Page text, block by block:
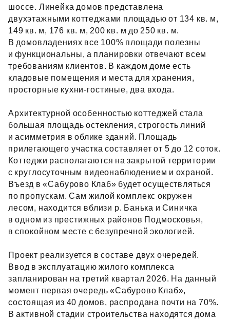
шоссе. Линейка домов представлена
двухэтажными коттеджами площадью от 134 кв. м,
149 кв. м, 176 кв. м, 200 кв. м до 250 кв. м.
В домовладениях все 100% площади полезны
и функциональны, а планировки отвечают всем
требованиям клиентов. В каждом доме есть
кладовые помещения и места для хранения,
просторные кухни‑гостиные, два входа.
Архитектурной особенностью коттеджей стала
большая площадь остекления, строгость линий
и асимметрия в облике зданий. Площадь
прилегающего участка составляет от 5 до 12 соток.
Коттеджи располагаются на закрытой территории
с круглосуточным видеонаблюдением и охраной.
Въезд в «Сабурово Клаб» будет осуществляться
по пропускам. Сам жилой комплекс окружен
лесом, находится вблизи р. Банька и Синичка
в одном из престижных районов Подмосковья,
в спокойном месте с безупречной экологией.
Проект реализуется в составе двух очередей.
Ввод в эксплуатацию жилого комплекса
запланирован на третий квартал 2026. На данный
момент первая очередь «Сабурово Клаб»,
состоящая из 40 домов, распродана почти на 70%.
В активной стадии строительства находятся дома